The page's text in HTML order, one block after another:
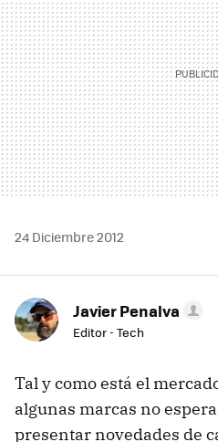
24 Diciembre 2012
Javier Penalva
Editor - Tech
Tal y como está el
algunas marcas no
presentar novedades de